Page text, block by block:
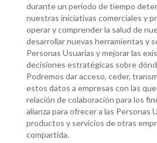
durante un período de tiempo
nuestras iniciativas comerciales y
operar y comprender la salud de
desarrollar nuevas herramientas y
Personas Usuarias y mejorar las
decisiones estratégicas sobre
Podremos dar acceso, ceder,
estos datos a empresas con las
relación de colaboración para los
alianza para ofrecer a las Personas
productos y servicios de otras
compartida.